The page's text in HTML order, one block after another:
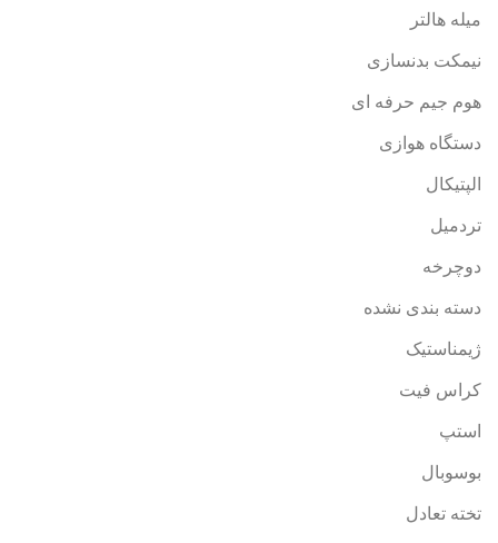
میله هالتر
نیمکت بدنسازی
هوم جیم حرفه ای
دستگاه هوازی
الپتیکال
تردمیل
دوچرخه
دسته بندی نشده
ژیمناستیک
کراس فیت
استپ
بوسوبال
تخته تعادل